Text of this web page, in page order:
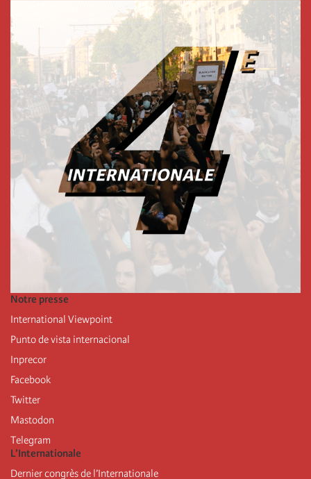
Notre presse
International Viewpoint
Punto de vista internacional
Inprecor
Facebook
Twitter
Mastodon
Telegram
L’Internationale
Dernier congrès de l’Internationale